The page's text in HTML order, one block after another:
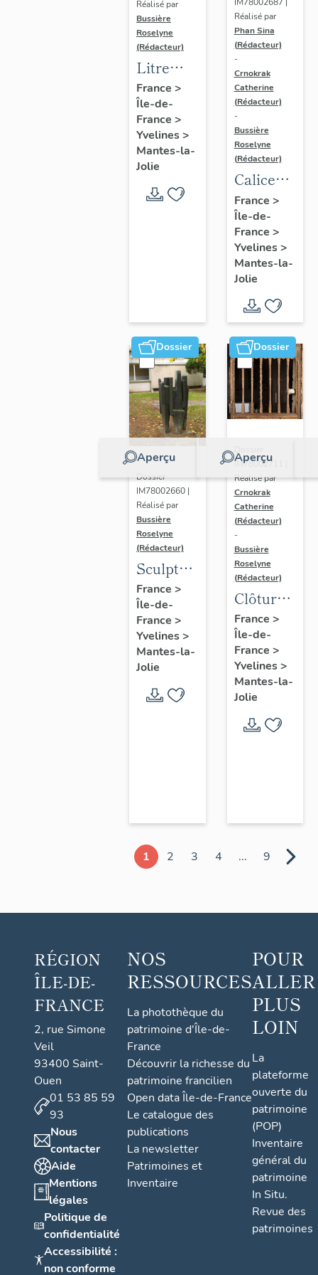
Réalisé par
Bussière
Roselyne
(Rédacteur)
Litre
funéraire
du
prince
de Conti
France >
Île-de-
France >
Yvelines>
Mantes-la-
Jolie
Réalisé par
Phan Sina
(Rédacteur)
-
Crnokrak
Catherine
(Rédacteur)
-
Bussière
Roselyne
(Rédacteur)
Calice
n°2 et sa
patène
France >
Île-de-
France >
Yvelines>
Mantes-la-
Jolie
Dossier
Aperçu
Dossier
IM78002660 |
Réalisé par
Bussière
Roselyne
(Rédacteur)
Sculpture
: la
Ronde
France >
Île-de-
France >
Yvelines>
Mantes-la-
Jolie
Dossier
Aperçu
IM78002711 |
Réalisé par
Crnokrak
Catherine
(Rédacteur)
-
Bussière
Roselyne
(Rédacteur)
Clôture
de
chœur
France >
Île-de-
France >
Yvelines>
Mantes-la-
Jolie
1 2 3 4 ... 9
RÉGION
ÎLE-DE-
FRANCE
2, rue Simone
Veil
93400 Saint-
Ouen
01 53 85 59
93
Nous
contacter
Aide
Mentions
légales
Politique de
confidentialité
Accessibilité :
non conforme
NOS
RESSOURCES
La photothèque du
patrimoine d'Île-de-
France
Découvrir la richesse du
patrimoine francilien
Open data Île-de-France
Le catalogue des
publications
La newsletter
Patrimoines et
Inventaire
POUR
ALLER
PLUS
LOIN
La
plateforme
ouverte du
patrimoine
(POP)
Inventaire
général du
patrimoine
In Situ.
Revue des
patrimoines